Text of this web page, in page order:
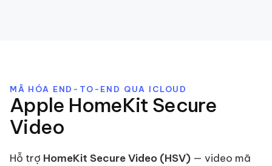
MÃ HÓA END-TO-END QUA ICLOUD
Apple HomeKit Secure
Video
Hỗ trợ HomeKit Secure Video (HSV) — video mã